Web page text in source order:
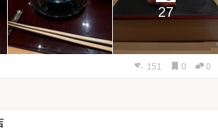
27
151 0 0